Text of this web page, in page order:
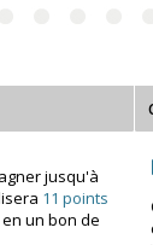
jusqu'à
11 points
un bon de